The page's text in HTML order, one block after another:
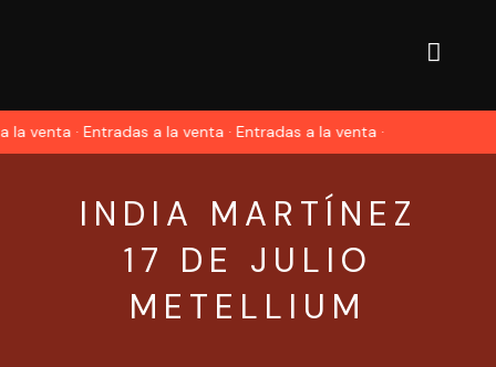
la venta · Entradas a la venta · Entradas a la venta ·
INDIA MARTÍNEZ
17 DE JULIO
METELLIUM